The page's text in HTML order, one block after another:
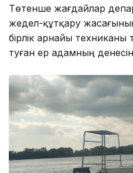
Төтенше жағдайлар
жедел-құтқару
бірлік арнайы
туған ер адамның